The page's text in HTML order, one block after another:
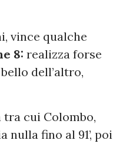
vince qualche
8: realizza forse
dell’altro,
cui Colombo,
fino al 91’, poi